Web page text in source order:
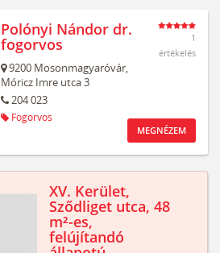
Polónyi Nándor dr.
fogorvos
9200 Mosonmagyaróvár,
Móricz Imre utca 3
204 023
Fogorvos
1
értékelés
MEGNÉZEM
XV. Kerület,
Sződliget utca, 48
m²-es,
felújítandó